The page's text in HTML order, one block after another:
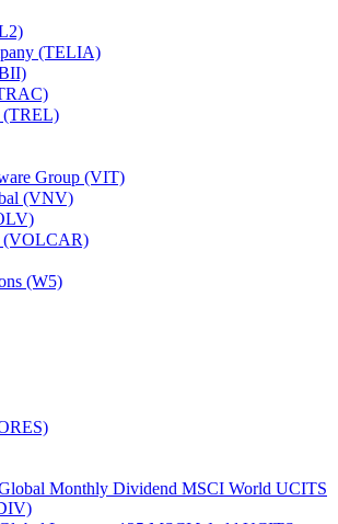
(TELIA)
Group (VIT)
(VNV)
(W5)
Monthly Dividend MSCI World UCITS